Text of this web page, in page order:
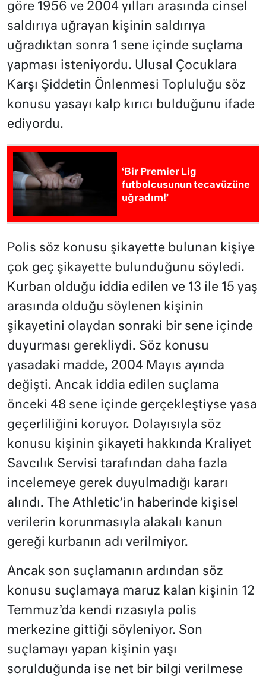
göre 1956 ve 2004 yılları arasında cinsel
saldırıya uğrayan kişinin saldırıya
uğradıktan sonra 1 sene içinde suçlama
yapması isteniyordu. Ulusal Çocuklara
Karşı Şiddetin Önlenmesi Topluluğu söz
konusu yasayı kalp kırıcı bulduğunu ifade
ediyordu.
‘Bir Premier Lig
futbolcusunun tecavüzüne
uğradım!’
Polis söz konusu şikayette bulunan kişiye
çok geç şikayette bulunduğunu söyledi.
Kurban olduğu iddia edilen ve 13 ile 15 yaş
arasında olduğu söylenen kişinin
şikayetini olaydan sonraki bir sene içinde
duyurması gerekliydi. Söz konusu
yasadaki madde, 2004 Mayıs ayında
değişti. Ancak iddia edilen suçlama
önceki 48 sene içinde gerçekleştiyse yasa
geçerliliğini koruyor. Dolayısıyla söz
konusu kişinin şikayeti hakkında Kraliyet
Savcılık Servisi tarafından daha fazla
incelemeye gerek duyulmadığı kararı
alındı. The Athletic’in haberinde kişisel
verilerin korunmasıyla alakalı kanun
gereği kurbanın adı verilmiyor.
Ancak son suçlamanın ardından söz
konusu suçlamaya maruz kalan kişinin 12
Temmuz’da kendi rızasıyla polis
merkezine gittiği söyleniyor. Son
suçlamayı yapan kişinin yaşı
sorulduğunda ise net bir bilgi verilmese